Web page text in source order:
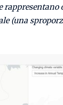
rappresentano
(una